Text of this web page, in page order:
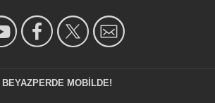
BEYAZPERDE MOBILDE!